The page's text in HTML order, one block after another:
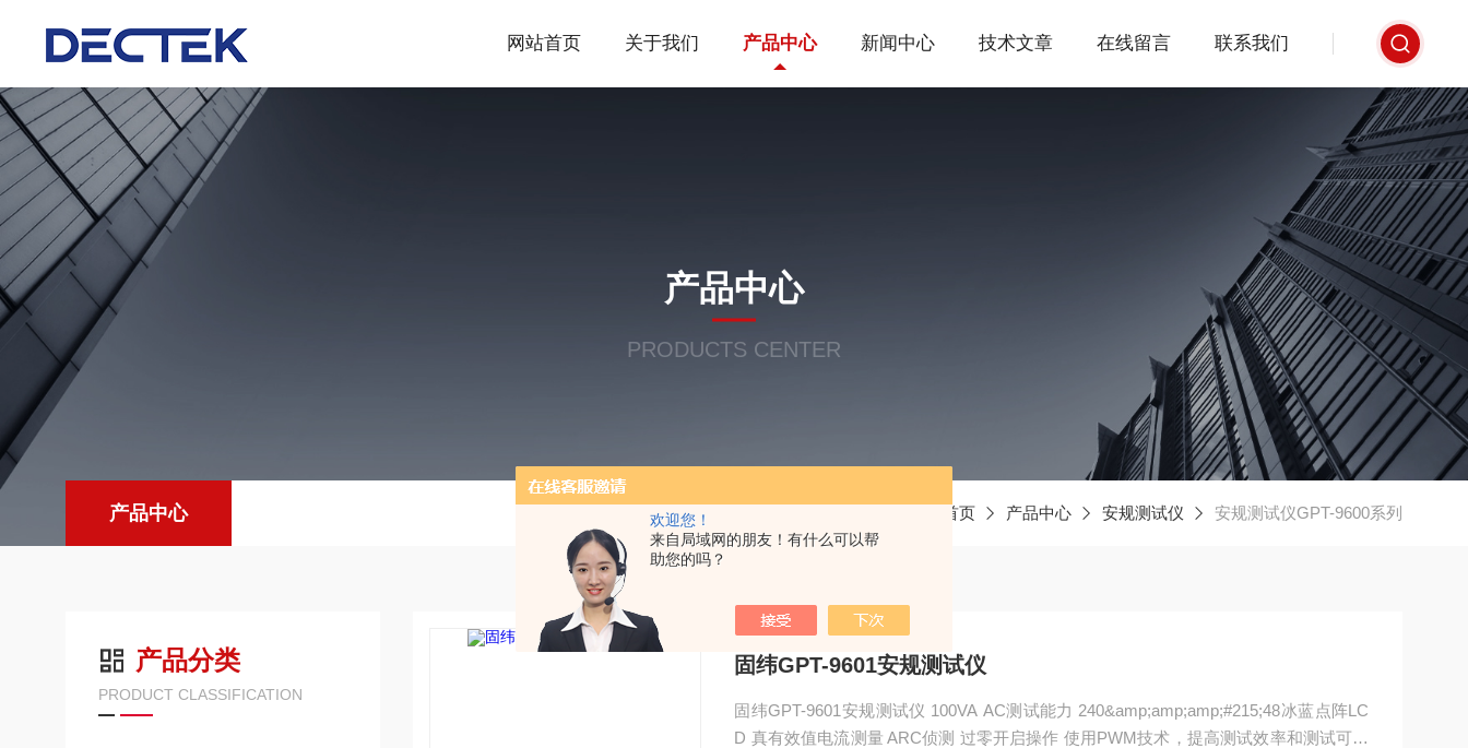
欢迎您！
来自局域网的朋友！有什么可以帮
助您的吗？
网站首页 关于我们 产品中心 新闻中心 技术文章 在线留言 联系我们
产品中心
PRODUCTS CENTER
产品中心 首页 产品中心 安规测试仪 安规测试仪GPT-9600系列
产品分类
PRODUCT CLASSIFICATION
固纬GPT-9601安规测试仪
固纬GPT-9601安规测试仪 100VA AC测试能力 240&amp;amp;amp;#215;48冰蓝点阵LC
D 真有效值电流测量 ARC侦测 过零开启操作 使用PWM技术，提高测试效率和测试可靠